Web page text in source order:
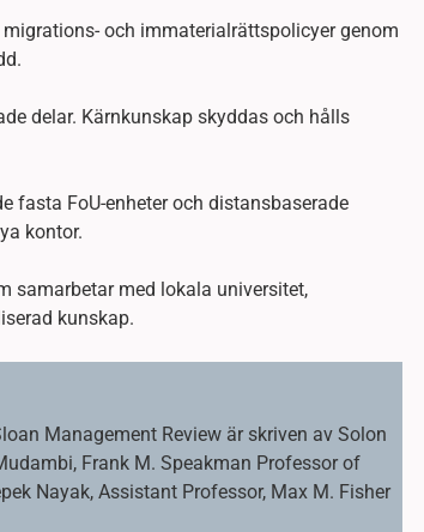
och immaterialrättspolicyer genom
delar. Kärnkunskap skyddas och hålls
fasta FoU-enheter och distansbaserade
kontor.
samarbetar med lokala universitet,
kunskap.
Management Review är skriven av Solon
Frank M. Speakman Professor of
Nayak, Assistant Professor, Max M. Fisher